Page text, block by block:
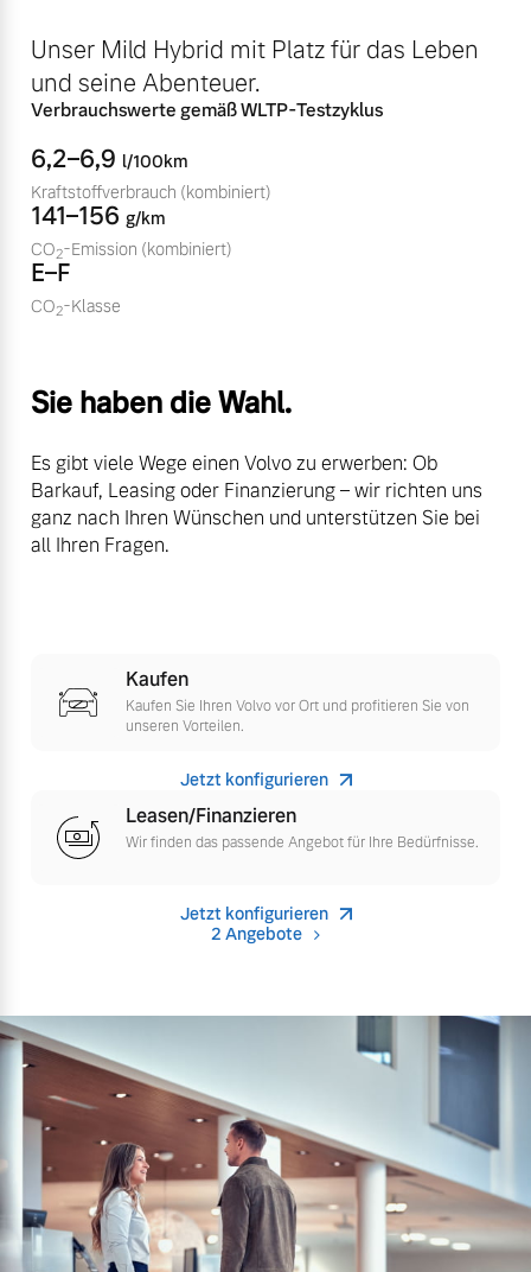
Fahrzeug konfigurieren
Sofort verfügbare Fahrzeuge
Volvo Selekt
Editionsmodelle
Jetzt kennenlernen
Vielzahl von Original
Volvo Winter- und
Sommer Kompletträder.
Mehr erfahren
saisonalen Angebote.
Finanzierung & Leasing
Unser Mild Hybrid mit Platz für das Leben
und seine Abenteuer.
Verbrauchswerte gemäß WLTP-Testzyklus
6,2–6,9 l/100km
Kraftstoffverbrauch (kombiniert)
141–156 g/km
CO2-Emission (kombiniert)
E–F
CO2-Klasse
Sie haben die Wahl.
Es gibt viele Wege einen Volvo zu erwerben: Ob
Barkauf, Leasing oder Finanzierung – wir richten uns
ganz nach Ihren Wünschen und unterstützen Sie bei
all Ihren Fragen.
Kaufen
Kaufen Sie Ihren Volvo vor Ort und profitieren Sie von
unseren Vorteilen.
Jetzt konfigurieren
Leasen/Finanzieren
Wir finden das passende Angebot für Ihre Bedürfnisse.
Jetzt konfigurieren
2 Angebote